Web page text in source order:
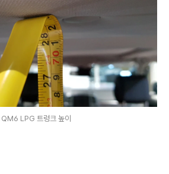
QM6 LPG 트렁크 높이